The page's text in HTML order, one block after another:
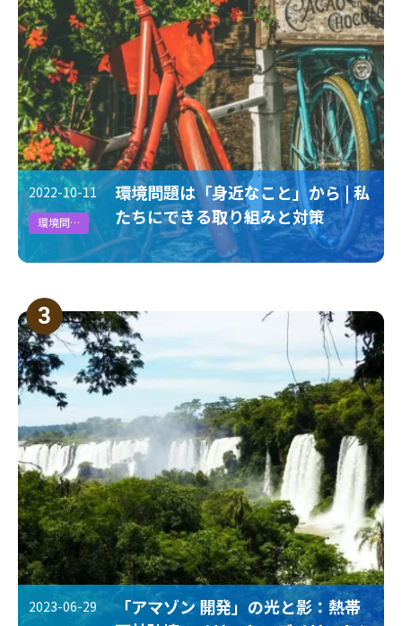
2022-10-11
環境問題
環境問題は「身近なこと」から | 私
たちにできる取り組みと対策
3
2023-06-29
「アマゾン 開発」の光と影：熱帯